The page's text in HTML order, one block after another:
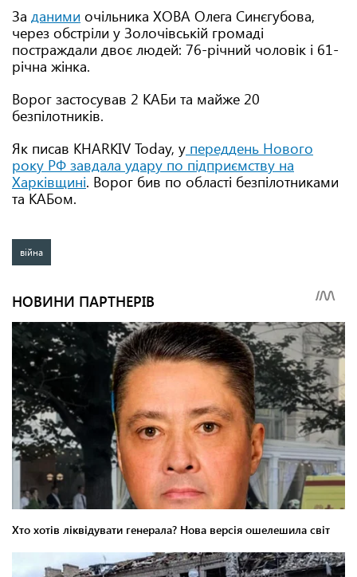
За даними очільника ХОВА Олега Синєгубова,
через обстріли у Золочівській громаді
постраждали двоє людей: 76-річний чоловік і 61-
річна жінка.
Ворог застосував 2 КАБи та майже 20
безпілотників.
Як писав KHARKIV Today, у переддень Нового
року РФ завдала удару по підприємству на
Харківщині. Ворог бив по області безпілотниками
та КАБом.
війна